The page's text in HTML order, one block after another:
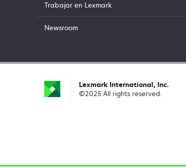
Trabajar en Lexmark
Newsroom
Lexmark International, Inc.
©2025 All rights reserved.